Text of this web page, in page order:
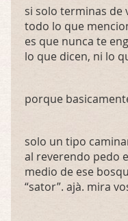
si solo terminas de
todo lo que
es que nunca te
lo que dicen, ni lo
porque
solo un tipo
al reverendo pedo
medio de ese
“sator”. ajà. mira